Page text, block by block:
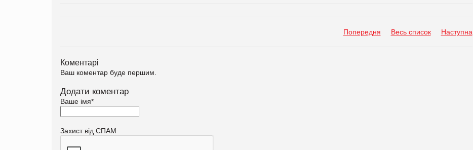
Попередня Весь список Наступна
Коментарі
Ваш коментар буде першим.
Додати коментар
Ваше імя*
Захист від СПАМ